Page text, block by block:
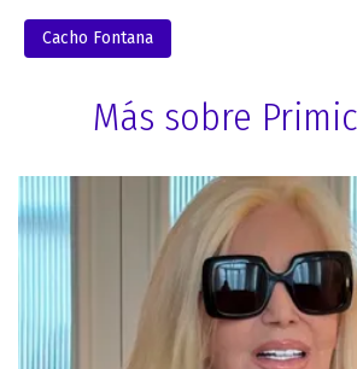
Cacho Fontana
Más sobre